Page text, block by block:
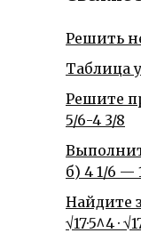
Решить
Таблица
Решите
5/6-4 3/8
б) 4 1/6 —
Найдите
√17·5^4 ·